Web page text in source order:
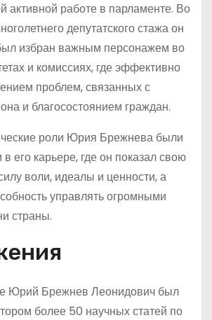
активной работе в парламенте. Во
депутатского стажа он
избран важным персонажем во
и комиссиях, где эффективно
проблем, связанных с
и благосостоянием граждан.
роли Юрия Брежнева были
его карьере, где он показал свою
воли, идеалы и ценности, а
управлять огромными
страны.
Юрий Брежнев Леонидович был
более 50 научных статей по